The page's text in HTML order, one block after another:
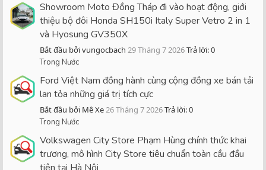
Showroom Moto Đồng Tháp đi vào hoạt động, giới
thiệu bộ đôi Honda SH150i Italy Super Vetro 2 in 1
và Hyosung GV350X
Bắt đầu bởi vungocbach 29 Tháng 7 2026Trả lời: 0
Trong Nước
Ford Việt Nam đồng hành cùng cộng đồng xe bán tải
lan tỏa những giá trị tích cực
Bắt đầu bởi Mê Xe26 Tháng 7 2026Trả lời: 0
Trong Nước
Volkswagen City Store Phạm Hùng chính thức khai
trương, mô hình City Store tiêu chuẩn toàn cầu đầu